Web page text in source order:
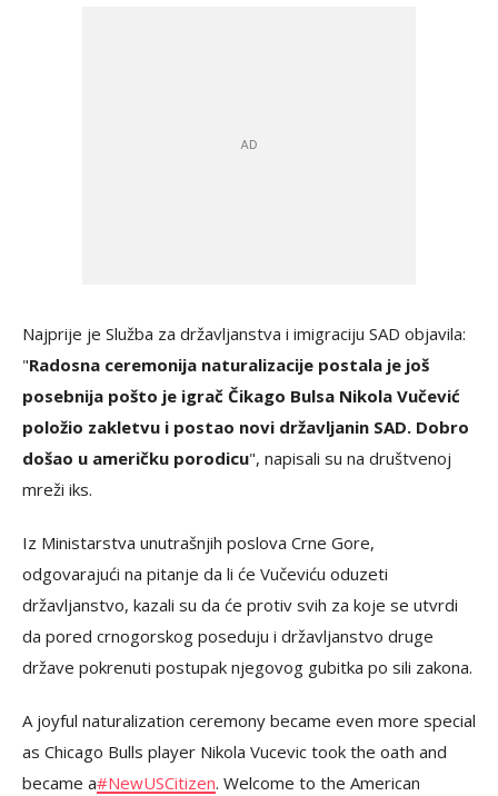
Najprije je Služba za državljanstva i imigraciju SAD objavila:
"Radosna ceremonija naturalizacije postala je još
posebnija pošto je igrač Čikago Bulsa Nikola Vučević
položio zakletvu i postao novi državljanin SAD. Dobro
došao u američku porodicu", napisali su na društvenoj
mreži iks.
Iz Ministarstva unutrašnjih poslova Crne Gore,
odgovarajući na pitanje da li će Vučeviću oduzeti
državljanstvo, kazali su da će protiv svih za koje se utvrdi
da pored crnogorskog poseduju i državljanstvo druge
države pokrenuti postupak njegovog gubitka po sili zakona.
A joyful naturalization ceremony became even more special
as Chicago Bulls player Nikola Vucevic took the oath and
became a#NewUSCitizen. Welcome to the American